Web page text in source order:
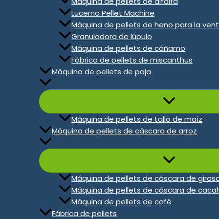
Lucerna Pellet Machine
Máquina de pellets de heno para la
Granuladora de lúpulo
Máquina de pellets de cáñamo
Fábrica de pellets de miscanthus
Máquina de pellets de paja
Máquina de pellets de tallo de maíz
Máquina de pellets de cáscara de arroz
Máquina de pellets de cáscara de
Máquina de pellets de cáscara de
Máquina de pellets de café
Fábrica de pellets
para fabricar alimento para
primas alimenticias, como
harina de pescado, harina de
Póngase en contacto con